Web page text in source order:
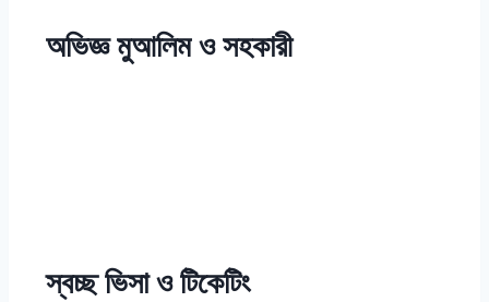
অভিজ্ঞ মুআলিম ও সহকারী
স্বচ্ছ ভিসা ও টিকেটিং